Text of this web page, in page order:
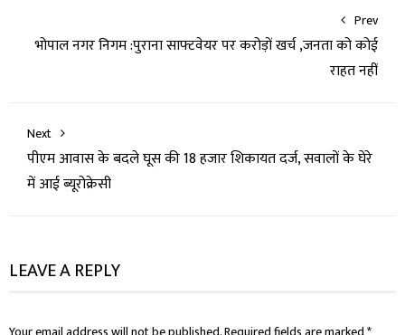
Prev
भोपाल नगर निगम :पुराना साफ्टवेयर पर करोड़ों खर्च ,जनता को कोई
राहत नहीं
Next
पीएम आवास के बदले घूस की 18 हजार शिकायत दर्ज, सवालों के घेरे
में आई ब्यूरोक्रेसी
LEAVE A REPLY